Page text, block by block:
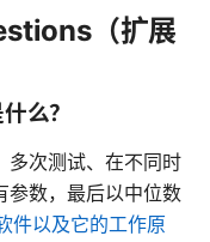
（扩展
么？
多次测试、在不同时
参数，最后以中位数
件以及它的工作原